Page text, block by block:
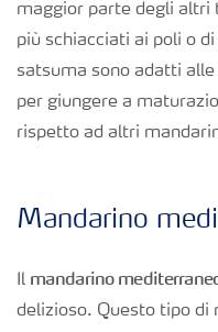
maggior parte degli altri
più schiacciati ai poli o
satsuma sono adatti
per giungere a
rispetto ad altri
Mandarino
Il mandarino
delizioso. Questo tipo di